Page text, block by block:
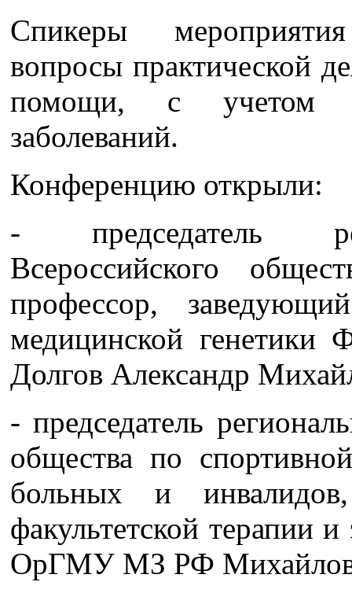
Спикеры
вопросы практической
помощи, с учетом
заболеваний.
Конференцию открыли:
- председатель
Всероссийского
профессор,
медицинской
Долгов Александр
- председатель
общества по
больных и
факультетской
ОрГМУ МЗ РФ Михайлов